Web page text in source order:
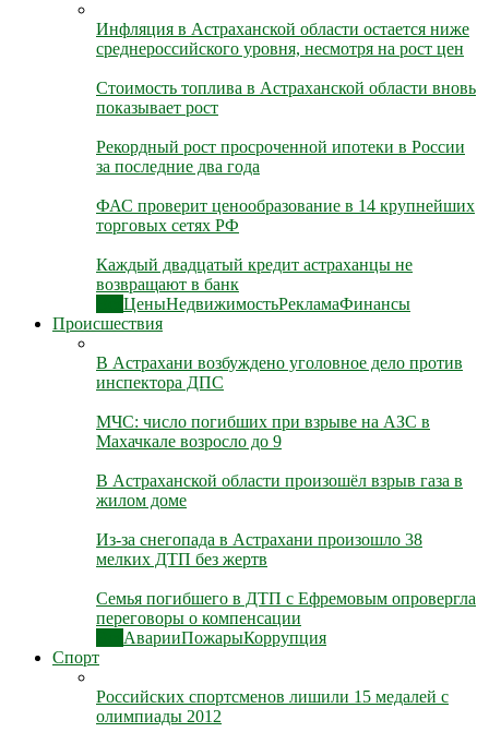
Инфляция в Астраханской области остается ниже
среднероссийского уровня, несмотря на рост цен
Стоимость топлива в Астраханской области вновь
показывает рост
Рекордный рост просроченной ипотеки в России
за последние два года
ФАС проверит ценообразование в 14 крупнейших
торговых сетях РФ
Каждый двадцатый кредит астраханцы не
возвращают в банк
ЦеныНедвижимостьРекламаФинансы
Происшествия
В Астрахани возбуждено уголовное дело против
инспектора ДПС
МЧС: число погибших при взрыве на АЗС в
Махачкале возросло до 9
В Астраханской области произошёл взрыв газа в
жилом доме
Из-за снегопада в Астрахани произошло 38
мелких ДТП без жертв
Семья погибшего в ДТП с Ефремовым опровергла
переговоры о компенсации
АварииПожарыКоррупция
Спорт
Российских спортсменов лишили 15 медалей с
олимпиады 2012